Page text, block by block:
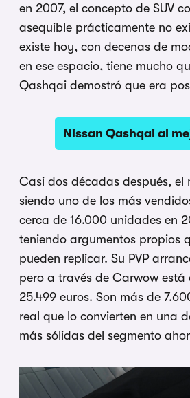
en 2007, el concepto de SUV
asequible prácticamente no
existe hoy, con decenas de
en ese espacio, tiene mucho
Qashqai demostró que era
Nissan Qashqai al
Casi dos décadas después, el
siendo uno de los más
cerca de 16.000 unidades en
teniendo argumentos propios
pueden replicar. Su PVP
pero a través de Carwow está
25.499 euros. Son más de
real que lo convierten en una
más sólidas del segmento